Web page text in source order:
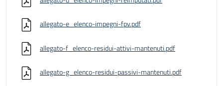
allegato-e_elenco-impegni-fpv.pdf
allegato-f_elenco-residui-attivi-mantenuti.pdf
allegato-g_elenco-residui-passivi-mantenuti.pdf